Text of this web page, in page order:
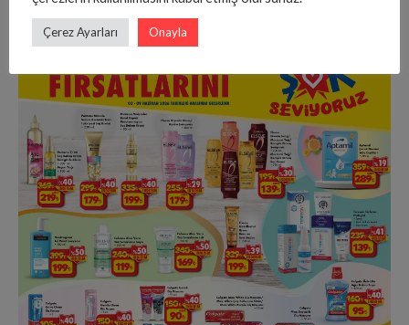
Üstelik pratik kullanımıyla da öne çıkıyor.
Çerez Ayarları Onayla